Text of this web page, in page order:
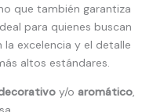
que también garantiza
para quienes buscan
excelencia y el detalle
altos estándares.
y/o aromático,